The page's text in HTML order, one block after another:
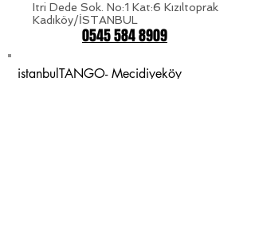
Itri Dede Sok. No:1 Kat:6 Kızıltoprak
Kadıköy/İSTANBUL
0545 584 8909
istanbulTANGO- Mecidiyeköy